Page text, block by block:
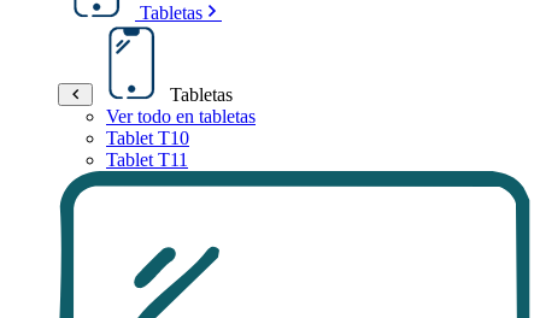
Tabletas
Tabletas
Ver todo en tabletas
Tablet T10
Tablet T11